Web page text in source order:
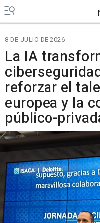
8 DE JULIO DE 2026
La IA
reforzar el
europea y la
público-